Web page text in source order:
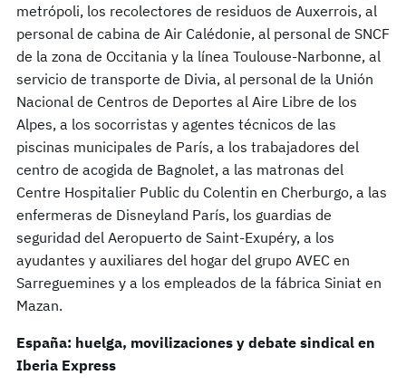
metrópoli, los recolectores de residuos de Auxerrois, al
personal de cabina de Air Calédonie, al personal de SNCF
de la zona de Occitania y la línea Toulouse-Narbonne, al
servicio de transporte de Divia, al personal de la Unión
Nacional de Centros de Deportes al Aire Libre de los
Alpes, a los socorristas y agentes técnicos de las
piscinas municipales de París, a los trabajadores del
centro de acogida de Bagnolet, a las matronas del
Centre Hospitalier Public du Colentin en Cherburgo, a las
enfermeras de Disneyland París, los guardias de
seguridad del Aeropuerto de Saint-Exupéry, a los
ayudantes y auxiliares del hogar del grupo AVEC en
Sarreguemines y a los empleados de la fábrica Siniat en
Mazan.
España: huelga, movilizaciones y debate sindical en
Iberia Express